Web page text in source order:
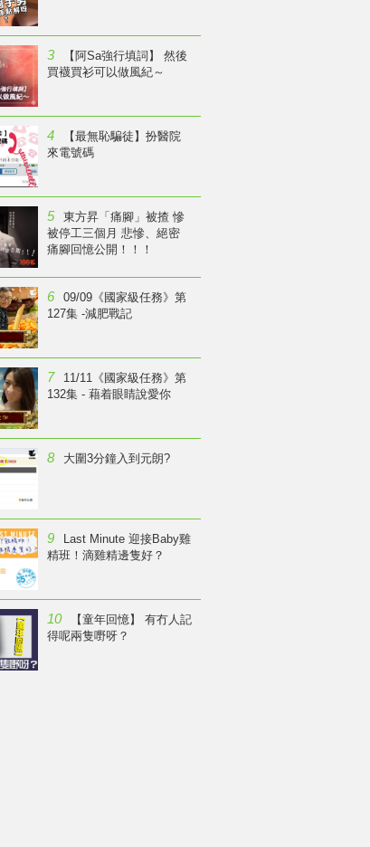
3
【阿Sa強行填詞】 然後
買襪買衫可以做風紀～
4
【最無恥騙徒】扮醫院
來電號碼
5
東方昇「痛腳」被揸 慘
被停工三個月 悲慘、絕密
痛腳回憶公開！！！
6
09/09《國家級任務》第
127集 -減肥戰記
7
11/11《國家級任務》第
132集 - 藉着眼睛說愛你
8 大圍3分鐘入到元朗?
9
Last Minute 迎接Baby雞
精班！滴雞精邊隻好？
10
【童年回憶】 有冇人記
得呢兩隻嘢呀？